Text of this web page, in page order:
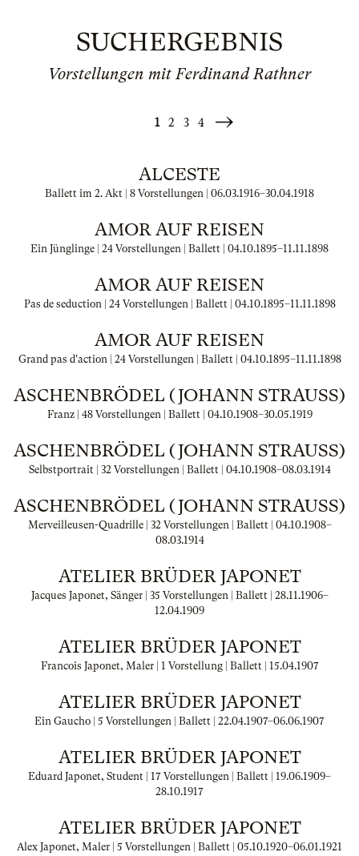
SUCHERGEBNIS
Vorstellungen mit Ferdinand Rathner
1 2 3 4
Weiter
ALCESTE
Ballett im 2. Akt | 8 Vorstellungen | 06.03.1916–30.04.1918
AMOR AUF REISEN
Ein Jünglinge | 24 Vorstellungen | Ballett | 04.10.1895–11.11.1898
AMOR AUF REISEN
Pas de seduction | 24 Vorstellungen | Ballett | 04.10.1895–11.11.1898
AMOR AUF REISEN
Grand pas d'action | 24 Vorstellungen | Ballett | 04.10.1895–11.11.1898
ASCHENBRÖDEL (JOHANN STRAUSS)
Franz | 48 Vorstellungen | Ballett | 04.10.1908–30.05.1919
ASCHENBRÖDEL (JOHANN STRAUSS)
Selbstportrait | 32 Vorstellungen | Ballett | 04.10.1908–08.03.1914
ASCHENBRÖDEL (JOHANN STRAUSS)
Merveilleusen-Quadrille | 32 Vorstellungen | Ballett | 04.10.1908–
08.03.1914
ATELIER BRÜDER JAPONET
Jacques Japonet, Sänger | 35 Vorstellungen | Ballett | 28.11.1906–
12.04.1909
ATELIER BRÜDER JAPONET
Francois Japonet, Maler | 1 Vorstellung | Ballett | 15.04.1907
ATELIER BRÜDER JAPONET
Ein Gaucho | 5 Vorstellungen | Ballett | 22.04.1907–06.06.1907
ATELIER BRÜDER JAPONET
Eduard Japonet, Student | 17 Vorstellungen | Ballett | 19.06.1909–
28.10.1917
ATELIER BRÜDER JAPONET
Alex Japonet, Maler | 5 Vorstellungen | Ballett | 05.10.1920–06.01.1921